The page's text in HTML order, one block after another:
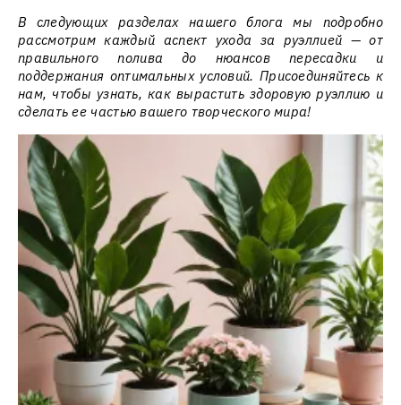
В следующих разделах нашего блога мы подробно
рассмотрим каждый аспект ухода за руэллией — от
правильного полива до нюансов пересадки и
поддержания оптимальных условий. Присоединяйтесь к
нам, чтобы узнать, как вырастить здоровую руэллию и
сделать ее частью вашего творческого мира!